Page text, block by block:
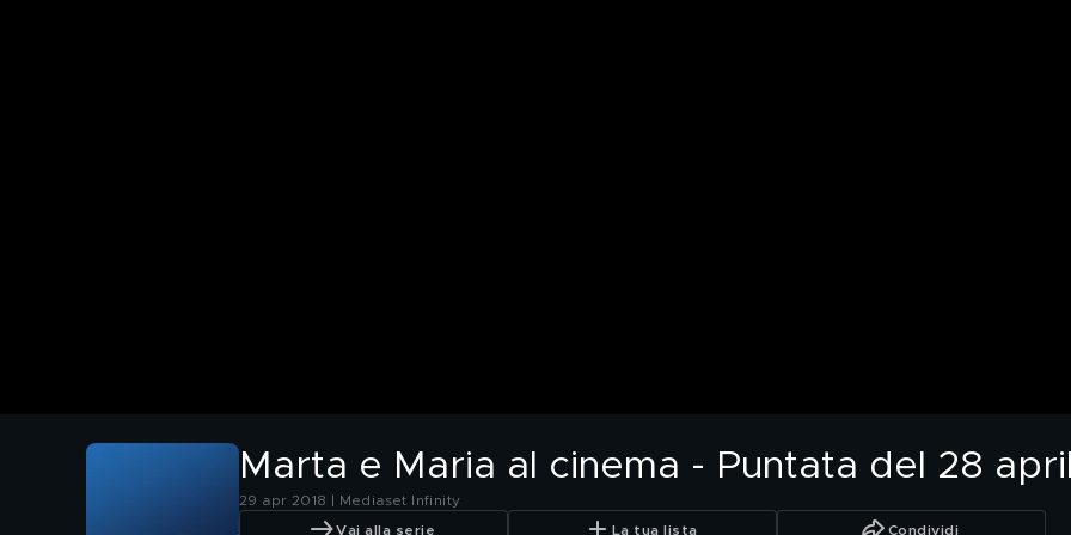
Marta e Maria al cinema - Puntata del 28
29 apr 2018 | Mediaset Infinity
Vai alla serie La tua lista Condividi